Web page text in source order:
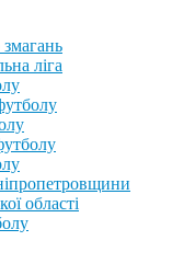
ліга
області